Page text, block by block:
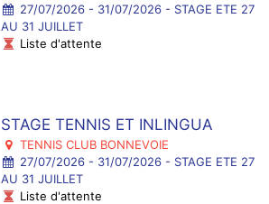
27/07/2026 - 31/07/2026 - STAGE ETE 27
AU 31 JUILLET
Liste d'attente
STAGE TENNIS ET INLINGUA
TENNIS CLUB BONNEVOIE
27/07/2026 - 31/07/2026 - STAGE ETE 27
AU 31 JUILLET
Liste d'attente